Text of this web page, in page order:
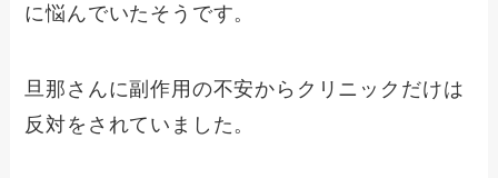
に悩んでいたそうです。
旦那さんに副作用の不安からクリニックだけは
反対をされていました。